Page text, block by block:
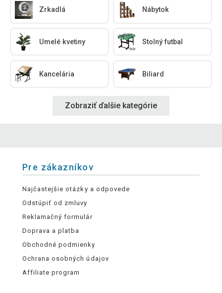
Zrkadlá Nábytok
Umelé kvetiny Stolný futbal
Kancelária Biliard
Zobraziť ďalšie kategórie
Pre zákazníkov
Najčastejšie otázky a odpovede
Odstúpiť od zmluvy
Reklamačný formulár
Doprava a platba
Obchodné podmienky
Ochrana osobných údajov
Affiliate program